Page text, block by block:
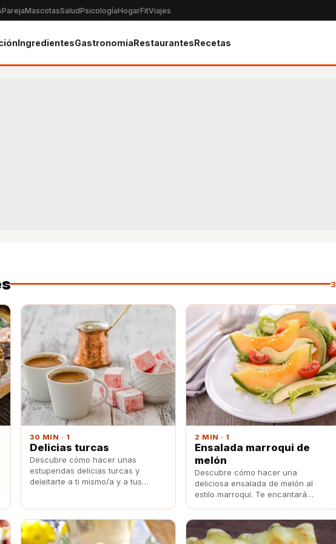
ParejaMascotasSaludPsicologíaHogarFitViajes
IngredientesGastronomíaRestaurantesRecetas
30 MIN · 1
Delicias turcas
Descubre cómo hacer unas
estupendas delicias turcas y
deleitarte a ti mismo/a y a tus
2 MIN · 1
Ensalada marroqui de
melón
Descubre cómo hacer una
deliciosa ensalada de melón al
estilo marroquí. Te encantará